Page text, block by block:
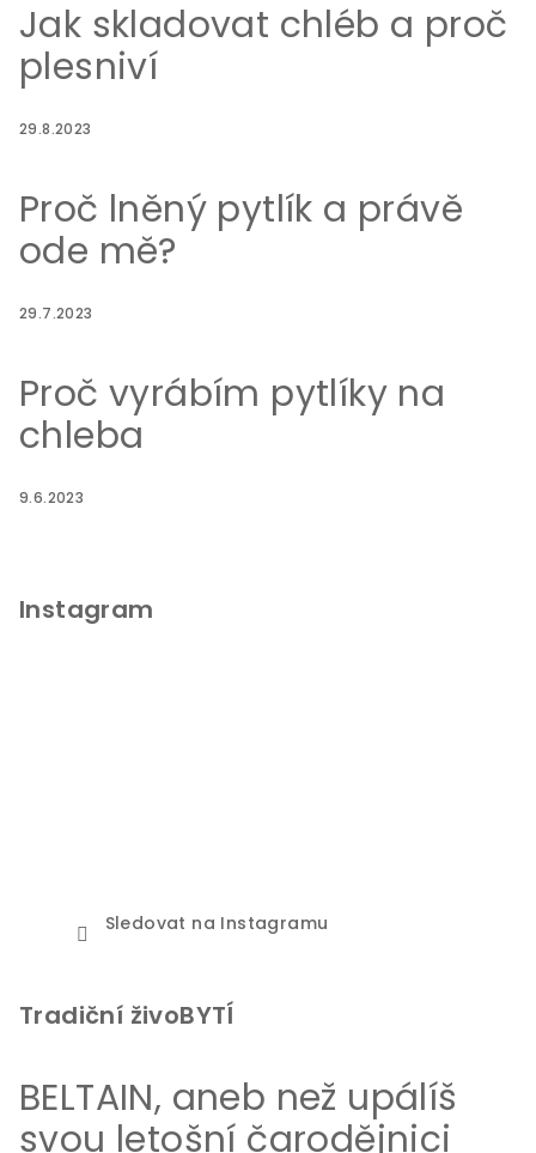
Jak skladovat chléb a proč
plesniví
29.8.2023
Proč lněný pytlík a právě
ode mě?
29.7.2023
Proč vyrábím pytlíky na
chleba
9.6.2023
Instagram
Sledovat na Instagramu
Tradiční živoBYTÍ
BELTAIN, aneb než upálíš
svou letošní čarodějnici